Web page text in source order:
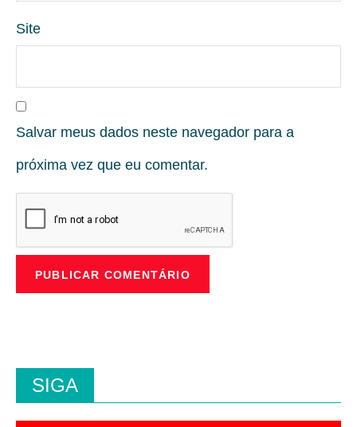
Site
Salvar meus dados neste navegador para a
próxima vez que eu comentar.
SIGA